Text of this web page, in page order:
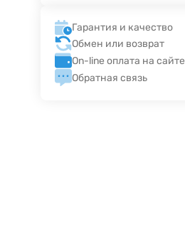
Гарантия и качество
Обмен или возврат
On-line оплата на сайте
Обратная связь